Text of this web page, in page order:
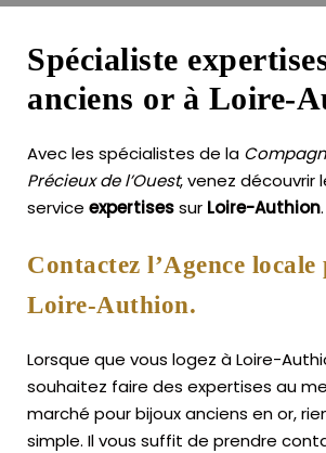
Spécialiste
anciens or à Loire-
Avec les spécialistes de la
Précieux de l’Ouest, venez découvrir
service expertisessur Loire-Authion.
Contactez l’Agence locale
Loire-Authion.
Lorsque que vous logez à Loire-
souhaitez faire des expertises au
marché pour bijoux anciens en or,
simple. Il vous suffit de prendre